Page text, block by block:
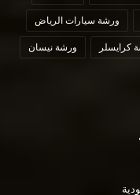
ورشة سيارات الرياض
كرايسلر ورشة نيسان